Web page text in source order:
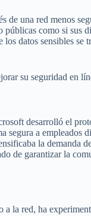
de una red menos
públicas como si sus
datos sensibles se
su seguridad en
desarrolló el
a empleados
la demanda
de garantizar la
la red, ha